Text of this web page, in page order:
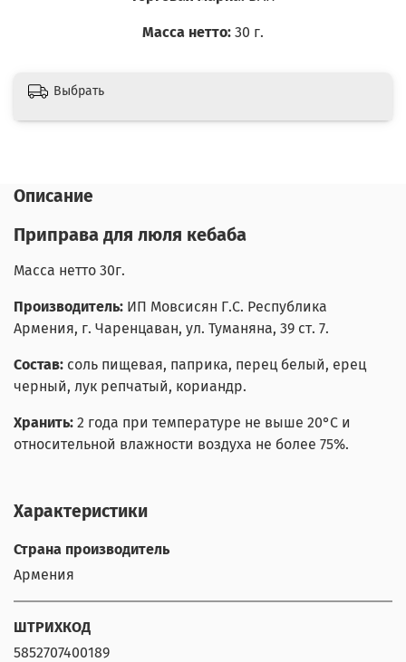
Масса нетто: 30 г.
Выбрать
Описание
Приправа для люля кебаба
Масса нетто 30г.
Производитель: ИП Мовсисян Г.С. Республика
Армения, г. Чаренцаван, ул. Туманяна, 39 ст. 7.
Состав: соль пищевая, паприка, перец белый, ерец
черный, лук репчатый, кориандр.
Хранить: 2 года при температуре не выше 20°С и
относительной влажности воздуха не более 75%.
Характеристики
Страна производитель
Армения
ШТРИХКОД
5852707400189